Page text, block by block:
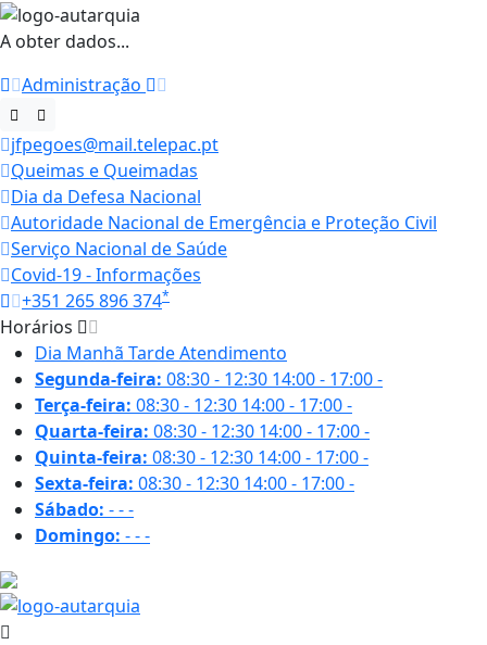
A obter dados...
Administração
jfpegoes@mail.telepac.pt
Queimas e Queimadas
Dia da Defesa Nacional
Autoridade Nacional de Emergência e Proteção Civil
Serviço Nacional de Saúde
Covid-19 - Informações
+351 265 896 374*
Horários
Dia Manhã TardeAtendimento
Segunda-feira: 08:30 - 12:30 14:00 - 17:00-
Terça-feira: 08:30 - 12:30 14:00 - 17:00-
Quarta-feira: 08:30 - 12:30 14:00 - 17:00-
Quinta-feira: 08:30 - 12:30 14:00 - 17:00-
Sexta-feira: 08:30 - 12:30 14:00 - 17:00-
Sábado: ---
Domingo: ---